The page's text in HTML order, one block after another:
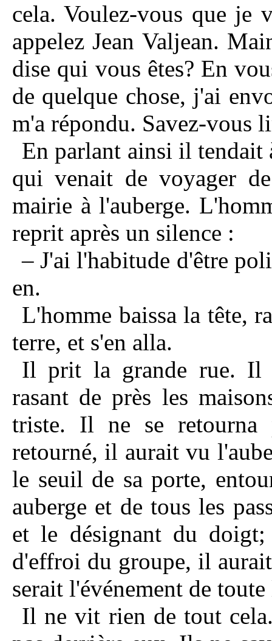
cela. Voulez-vous que je
appelez Jean Valjean.
dise qui vous êtes? En
de quelque chose, j'ai
m'a répondu. Savez-vous
En parlant ainsi il tendait
qui venait de voyager
mairie à l'auberge.
reprit après un silence :
– J'ai l'habitude d'être
en.
L'homme baissa la tête,
terre, et s'en alla.
Il prit la grande rue. Il
rasant de près les
triste. Il ne se retourna
retourné, il aurait vu
le seuil de sa porte,
auberge et de tous les
et le désignant du
d'effroi du groupe, il
serait l'événement de
Il ne vit rien de tout